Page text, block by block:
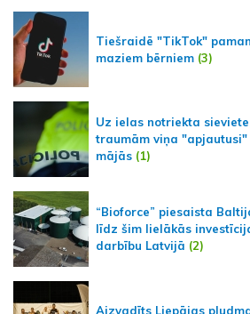
Tiešraidē "TikTok"
maziem bērniem (3)
Uz ielas notriekta
traumām viņa
mājās (1)
“Bioforce” piesaista
līdz šim lielākās
darbību Latvijā (2)
Aizvadīts Liepājas